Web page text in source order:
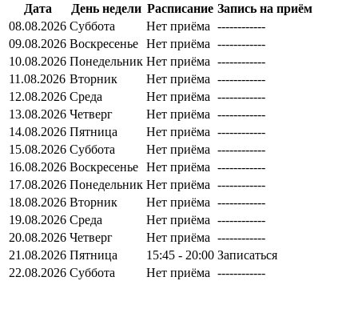
Дата
День недели Расписание Запись на приём
08.08.2026 Суббота Нет приёма ------------
09.08.2026 Воскресенье Нет приёма ------------
10.08.2026 Понедельник Нет приёма ------------
11.08.2026 Вторник Нет приёма ------------
12.08.2026 Среда Нет приёма ------------
13.08.2026 Четверг Нет приёма ------------
14.08.2026 Пятница Нет приёма ------------
15.08.2026 Суббота Нет приёма ------------
16.08.2026 Воскресенье Нет приёма ------------
17.08.2026 Понедельник Нет приёма ------------
18.08.2026 Вторник Нет приёма ------------
19.08.2026 Среда Нет приёма ------------
20.08.2026 Четверг Нет приёма ------------
21.08.2026 Пятница 15:45 - 20:00 Записаться
22.08.2026 Суббота Нет приёма ------------